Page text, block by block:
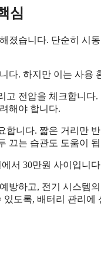
심
졌습니다. 단순히 시
다. 하지만 이는 사
고 전압을 체크합니
해야 합니다.
니다. 짧은 거리만
끄는 습관도 도움이
서 30만원 사이입
방하고, 전기 시스템
도록, 배터리 관리에